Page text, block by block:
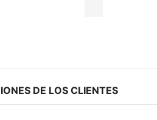
DE LOS CLIENTES